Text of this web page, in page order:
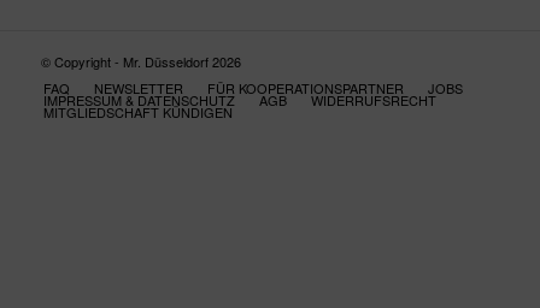
© Copyright - Mr. Düsseldorf 2026
FAQ
NEWSLETTER FÜR KOOPERATIONSPARTNER JOBS
IMPRESSUM & DATENSCHUTZ AGB WIDERRUFSRECHT
MITGLIEDSCHAFT KÜNDIGEN